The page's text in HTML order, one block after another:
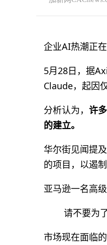
网
企业AI热潮正
5月28日，据
Claude，起因
分析认为， 许
的建立。
华尔街见闻提
的项目，以遏
亚马逊一名高
请不要为
市场现在面临